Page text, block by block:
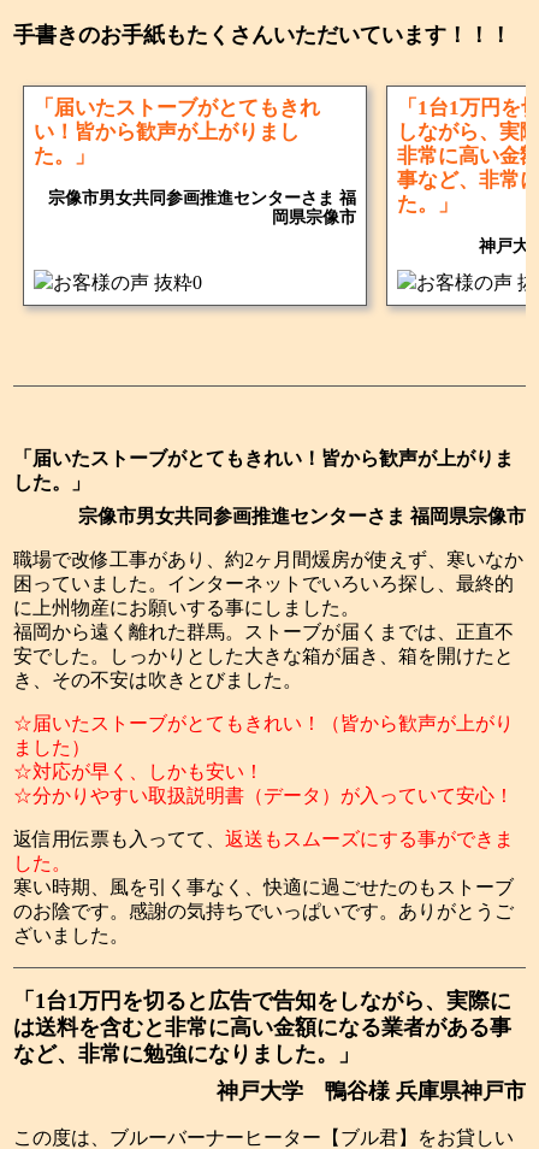
手書きのお手紙もたくさんいただいています！！！
「届いたストーブがとてもきれ
い！皆から歓声が上がりまし
た。」
宗像市男女共同参画推進センターさま 福
岡県宗像市
「1台1万円を
しながら、実
非常に高い金
事など、非常
た。」
神戸大
「届いたストーブがとてもきれい！皆から歓声が上がりま
した。」
宗像市男女共同参画推進センターさま 福岡県宗像市
職場で改修工事があり、約2ヶ月間煖房が使えず、寒いなか
困っていました。インターネットでいろいろ探し、最終的
に上州物産にお願いする事にしました。
福岡から遠く離れた群馬。ストーブが届くまでは、正直不
安でした。しっかりとした大きな箱が届き、箱を開けたと
き、その不安は吹きとびました。
☆届いたストーブがとてもきれい！（皆から歓声が上がり
ました）
☆対応が早く、しかも安い！
☆分かりやすい取扱説明書（データ）が入っていて安心！
返信用伝票も入ってて、返送もスムーズにする事ができま
した。
寒い時期、風を引く事なく、快適に過ごせたのもストーブ
のお陰です。感謝の気持ちでいっぱいです。ありがとうご
ざいました。
「1台1万円を切ると広告で告知をしながら、実際に
は送料を含むと非常に高い金額になる業者がある事
など、非常に勉強になりました。」
神戸大学 鴨谷様 兵庫県神戸市
この度は、ブルーバーナーヒーター【ブル君】をお貸しい